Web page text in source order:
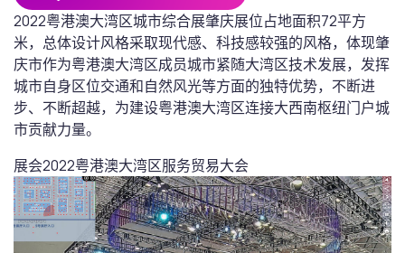
2022粤港澳大湾区城市综合展肇庆展位占地面积72平方
米，总体设计风格采取现代感、科技感较强的风格，体现肇
庆市作为粤港澳大湾区成员城市紧随大湾区技术发展，发挥
城市自身区位交通和自然风光等方面的独特优势，不断进
步、不断超越，为建设粤港澳大湾区连接大西南枢纽门户城
市贡献力量。
展会2022粤港澳大湾区服务贸易大会